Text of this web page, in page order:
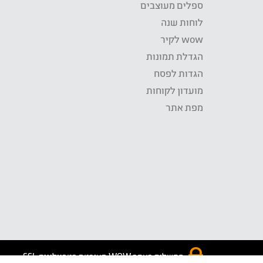
ספלים מעוצבים
לוחות שנה
wow לקיר
הגדלת תמונות
הגדות לפסח
מועדון לקוחות
מפת אתר
התשלום באתר WOW מאובטח בטכנולוגית SSL